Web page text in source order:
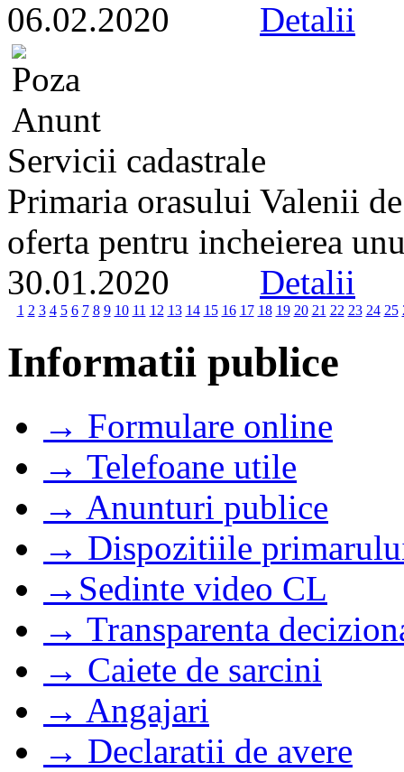
06.02.2020 Detalii
Servicii cadastrale
Primaria orasului Valenii
oferta pentru incheierea
30.01.2020 Detalii
1 2 3 4 5 6 7 8 9 10 11 12 13 14 15 16 17 18 19 20 21 22 23 24 25
Informatii publice
→ Formulare online
→ Telefoane utile
→ Anunturi publice
→ Dispozitiile
→Sedinte video CL
→ Transparenta
→ Caiete de sarcini
→ Angajari
→ Declaratii de avere